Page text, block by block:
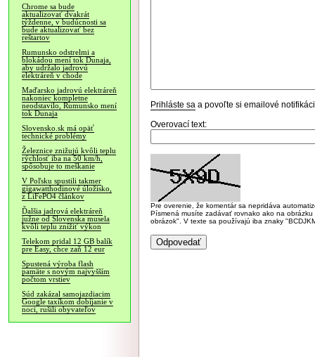
Chrome sa bude
aktualizovať dvakrát
týždenne, v budúcnosti sa
bude aktualizovať bez
reštartov
Rumunsko odstrelmi a
blokádou mení tok Dunaja,
aby udržalo jadrovú
elektráreň v chode
Maďarsko jadrovú elektráreň
nakoniec kompletne
neodstavilo, Rumunsko mení
tok Dunaja
Slovensko.sk má opäť
technické problémy
Železnice znižujú kvôli teplu
rýchlosť iba na 50 km/h,
spôsobuje to meškanie
V Poľsku spustili takmer
gigawatthodinové úložisko,
z LiFePO4 článkov
Ďalšia jadrová elektráreň
južne od Slovenska musela
kvôli teplu znížiť výkon
Telekom pridal 12 GB balík
pre Easy, chce zaň 12 eur
Spustená výroba flash
pamäte s novým najvyšším
počtom vrstiev
Súd zakázal samojazdiacim
Google taxíkom dobíjanie v
noci, rušili obyvateľov
Prihláste sa a povoľte si emailové
Overovací text:
Pre overenie, že komentár sa nepridáva
Písmená musíte zadávať rovnako ako na
obrázok". V texte sa používajú iba znaky